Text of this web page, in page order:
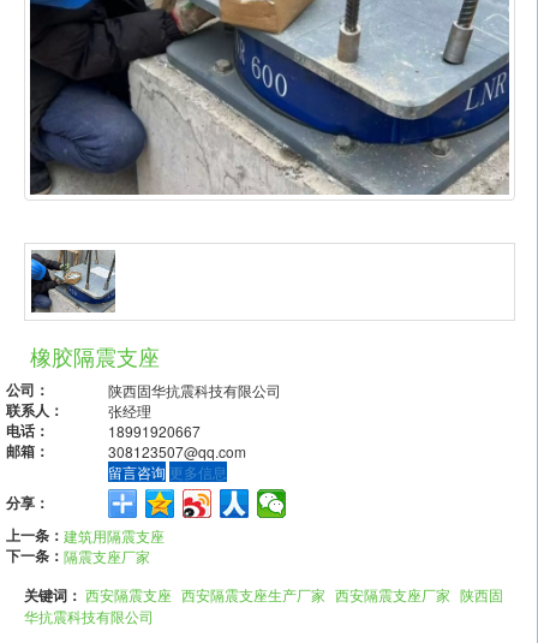
橡胶隔震支座
公司： 陕西固华抗震科技有限公司
联系人： 张经理
电话： 18991920667
邮箱：
308123507@qq.com
留言咨询 更多信息
分享：
上一条： 建筑用隔震支座
下一条： 隔震支座厂家
关键词： 西安隔震支座 西安隔震支座生产厂家 西安隔震支座厂家 陕西固
华抗震科技有限公司